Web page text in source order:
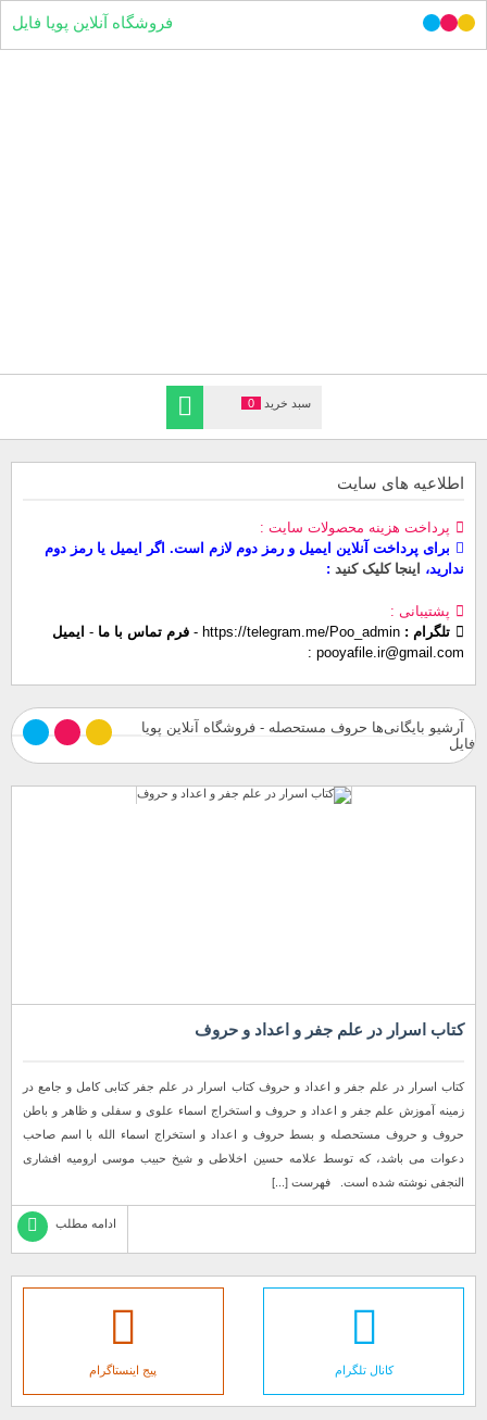
سبد خرید 0
فروشگاه آنلاین پویا فایل
اطلاعیه های سایت
پرداخت هزینه محصولات سایت
برای پرداخت آنلاین ایمیل و رمز دوم لازم است. اگر ایمیل یا رمز دوم
ندارید،
اینجا کلیک کنید
پشتیبانی
تلگرام : https://telegram.me/Poo_admin
- فرم تماس با ما - ایمیل
pooyafile.ir@gmail.com
آرشیو بایگانی‌ها حروف مستحصله - فروشگاه آنلاین پویا
فایل
کتاب اسرار در علم جفر و اعداد و حروف
کتاب اسرار در علم جفر و اعداد و حروف کتاب اسرار در علم جفر کتابی کامل و جامع در
زمینه آموزش علم جفر و اعداد و حروف و استخراج اسماء علوی و سفلی و ظاهر و باطن
حروف و حروف مستحصله و بسط حروف و اعداد و استخراج اسماء الله با اسم صاحب
دعوات می باشد، که توسط علامه حسین اخلاطی و شیخ حبیب موسی ارومیه افشاری
النجفی نوشته شده است. فهرست [...]
ادامه مطلب
کانال تلگرام پیج اینستاگرام